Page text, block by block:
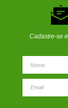
Cadastre-se